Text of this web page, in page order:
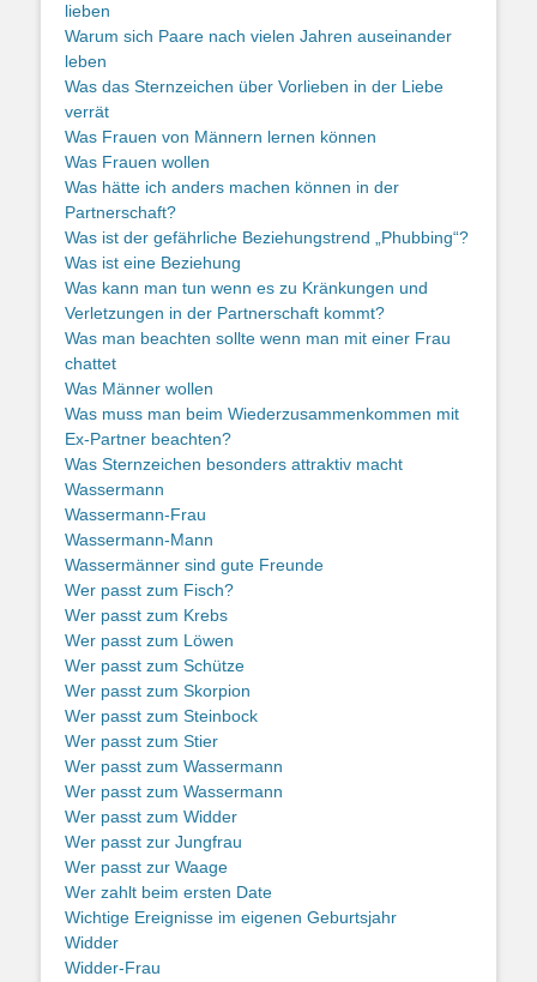
lieben
Warum sich Paare nach vielen Jahren auseinander
leben
Was das Sternzeichen über Vorlieben in der Liebe
verrät
Was Frauen von Männern lernen können
Was Frauen wollen
Was hätte ich anders machen können in der
Partnerschaft?
Was ist der gefährliche Beziehungstrend „Phubbing“?
Was ist eine Beziehung
Was kann man tun wenn es zu Kränkungen und
Verletzungen in der Partnerschaft kommt?
Was man beachten sollte wenn man mit einer Frau
chattet
Was Männer wollen
Was muss man beim Wiederzusammenkommen mit
Ex-Partner beachten?
Was Sternzeichen besonders attraktiv macht
Wassermann
Wassermann-Frau
Wassermann-Mann
Wassermänner sind gute Freunde
Wer passt zum Fisch?
Wer passt zum Krebs
Wer passt zum Löwen
Wer passt zum Schütze
Wer passt zum Skorpion
Wer passt zum Steinbock
Wer passt zum Stier
Wer passt zum Wassermann
Wer passt zum Wassermann
Wer passt zum Widder
Wer passt zur Jungfrau
Wer passt zur Waage
Wer zahlt beim ersten Date
Wichtige Ereignisse im eigenen Geburtsjahr
Widder
Widder-Frau